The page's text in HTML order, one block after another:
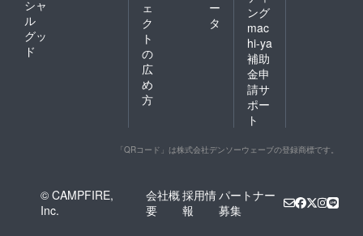
シャ
ル
グッ
ド
ェ
ク
ト
の
広
め
方
ー
タ
ング
mac
hi-ya
補助
金申
請サ
ポー
ト
「QRコード」は株式会社デンソーウェーブの登録商標です。
© CAMPFIRE,
Inc.
会社概
要
採用情
報
パートナー
募集